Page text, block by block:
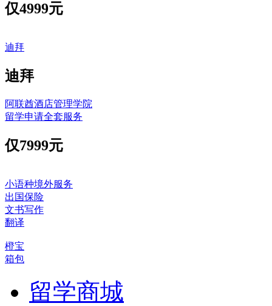
仅4999元
迪拜
迪拜
阿联酋酒店管理学院
留学申请全套服务
仅7999元
小语种境外服务
出国保险
文书写作
翻译
橙宝
箱包
留学商城